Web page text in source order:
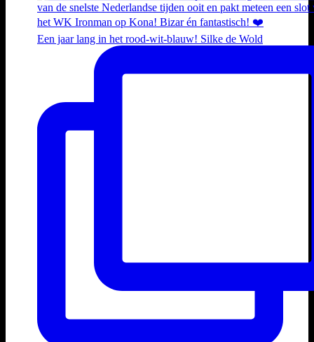
Een jaar lang in het rood-wit-blauw! Silke de Wold